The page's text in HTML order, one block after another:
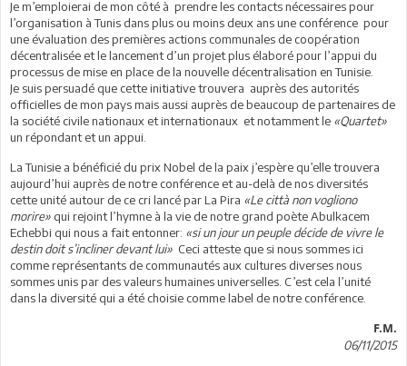
Je m’emploierai de mon côté à prendre les contacts nécessaires pour
l’organisation à Tunis dans plus ou moins deux ans une conférence pour
une évaluation des premières actions communales de coopération
décentralisée et le lancement d’un projet plus élaboré pour l’appui du
processus de mise en place de la nouvelle décentralisation en Tunisie.
Je suis persuadé que cette initiative trouvera auprès des autorités
officielles de mon pays mais aussi auprès de beaucoup de partenaires de
la société civile nationaux et internationaux et notamment le «Quartet»
un répondant et un appui.
La Tunisie a bénéficié du prix Nobel de la paix j’espère qu’elle trouvera
aujourd’hui auprès de notre conférence et au-delà de nos diversités
cette unité autour de ce cri lancé par La Pira «Le città non vogliono
morire» qui rejoint l’hymne à la vie de notre grand poète Abulkacem
Echebbi qui nous a fait entonner: «si un jour un peuple décide de vivre le
destin doit s’incliner devant lui» Ceci atteste que si nous sommes ici
comme représentants de communautés aux cultures diverses nous
sommes unis par des valeurs humaines universelles. C’est cela l’unité
dans la diversité qui a été choisie comme label de notre conférence.
F.M.
06/11/2015